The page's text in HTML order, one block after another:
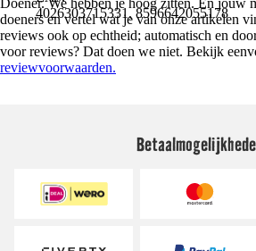
4026303715331, 8596642055178
Doener. We hebben je hoog zitten. En jouw
doeners en vertel wat je van onze artikelen
reviews ook op echtheid; automatisch en
voor reviews? Dat doen we niet. Bekijk
reviewvoorwaarden.